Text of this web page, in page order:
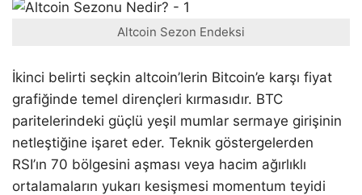
Altcoin Sezon Endeksi
İkinci belirti seçkin altcoin’lerin Bitcoin’e karşı fiyat
grafiğinde temel dirençleri kırmasıdır. BTC
paritelerindeki güçlü yeşil mumlar sermaye girişinin
netleştiğine işaret eder. Teknik göstergelerden
RSI’ın 70 bölgesini aşması veya hacim ağırlıklı
ortalamaların yukarı kesişmesi momentum teyidi